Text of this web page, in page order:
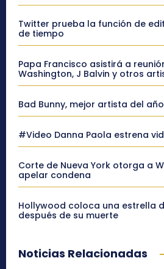
Twitter prueba la función de
de tiempo
Papa Francisco asistirá a
Washington, J Balvin y otros
Bad Bunny, mejor artista del
#Video Danna Paola estrena
Corte de Nueva York otorga a
apelar condena
Hollywood coloca una estrella
después de su muerte
Noticias Relacionadas